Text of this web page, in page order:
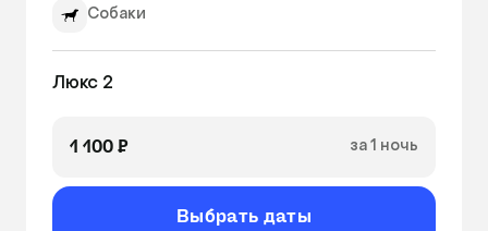
Собаки
Люкс 2
1 100 ₽ за 1 ночь
Выбрать даты